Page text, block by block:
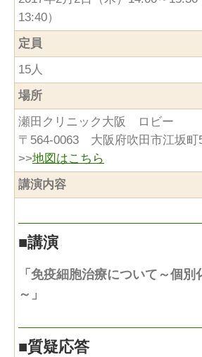
13:40）
定員
15人
場所
瀬田クリニック大阪 ロビー
〒564-0063 大阪府吹田市江坂町
>>地図はこちら
講演内容
■講演
「免疫細胞治療について～個
～」
■質疑応答